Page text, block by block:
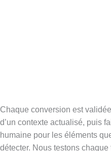
Chaque conversion est
d’un contexte actualisé, puis
humaine pour les éléments
détecter. Nous testons